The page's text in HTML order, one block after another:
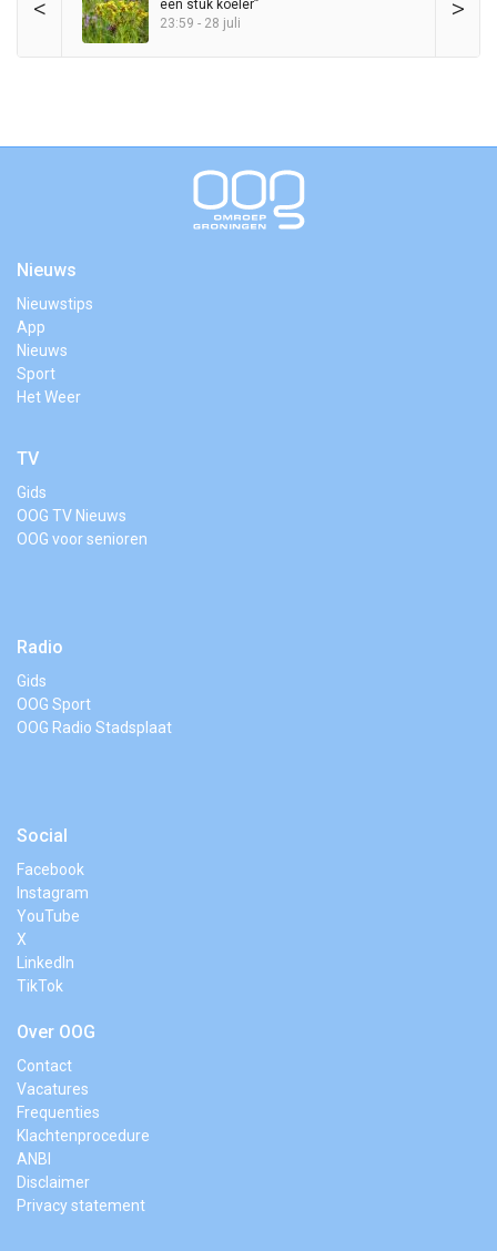
< >
een stuk koeler”
23:59 - 28 juli
Nieuws
Nieuwstips
App
Nieuws
Sport
Het Weer
TV
Gids
OOG TV Nieuws
OOG voor senioren
Radio
Gids
OOG Sport
OOG Radio Stadsplaat
Social
Facebook
Instagram
YouTube
X
LinkedIn
TikTok
Over OOG
Contact
Vacatures
Frequenties
Klachtenprocedure
ANBI
Disclaimer
Privacy statement